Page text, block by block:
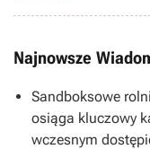
Najnowsze
Sandboksowe
osiąga kluczowy
wczesnym